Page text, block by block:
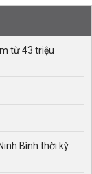
từ 43 triệu
Bình thời kỳ